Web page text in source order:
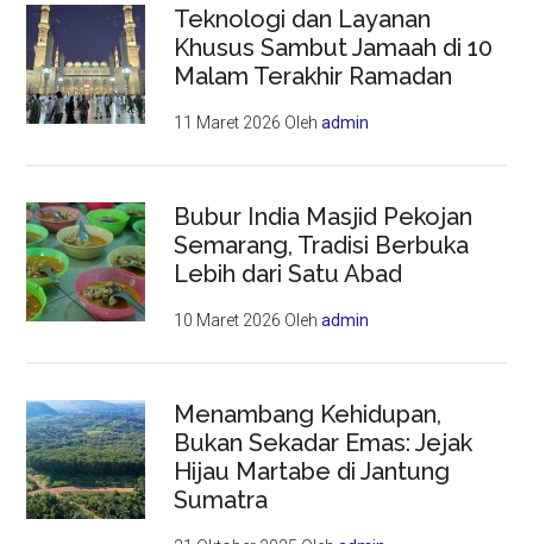
Teknologi dan Layanan
Khusus Sambut Jamaah di 10
Malam Terakhir Ramadan
11 Maret 2026 Olehadmin
Bubur India Masjid Pekojan
Semarang, Tradisi Berbuka
Lebih dari Satu Abad
10 Maret 2026 Olehadmin
Menambang Kehidupan,
Bukan Sekadar Emas: Jejak
Hijau Martabe di Jantung
Sumatra